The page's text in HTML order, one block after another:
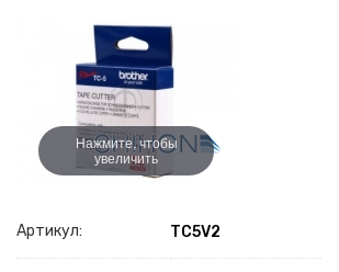
Нажмите, чтобы
увеличить
Артикул: TC5V2